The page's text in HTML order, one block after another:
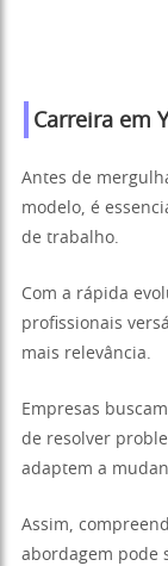
Carreira em
Antes de
modelo, é
de trabalho.
Com a rápida
profissionais
mais relevância.
Empresas
de resolver
adaptem a
Assim,
abordagem pode